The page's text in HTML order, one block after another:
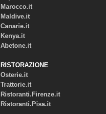
Marocco.it
Maldive.it
Canarie.it
Kenya.it
Abetone.it
RISTORAZIONE
Osterie.it
Trattorie.it
Ristoranti.Firenze.it
Ristoranti.Pisa.it